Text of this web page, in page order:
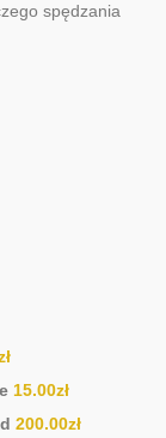
spędzania
15.00zł
200.00zł